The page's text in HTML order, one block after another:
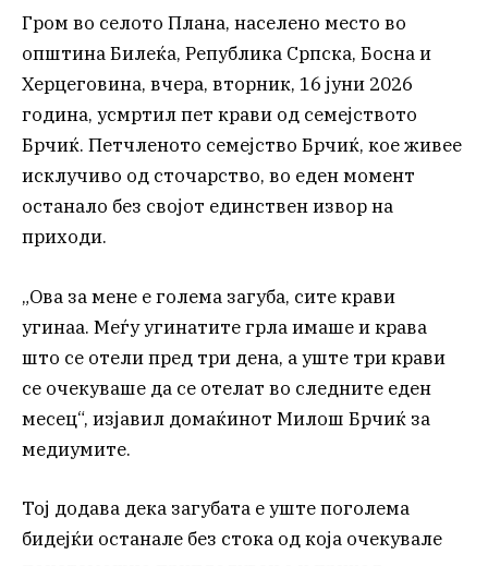
Гром во селото Плана, населено место во
општина Билеќа, Република Српска, Босна и
Херцеговина, вчера, вторник, 16 јуни 2026
година, усмртил пет крави од семејството
Брчиќ. Петчленото семејство Брчиќ, кое живее
исклучиво од сточарство, во еден момент
останало без својот единствен извор на
приходи.
„Ова за мене е голема загуба, сите крави
угинаа. Меѓу угинатите грла имаше и крава
што се отели пред три дена, а уште три крави
се очекуваше да се отелат во следните еден
месец“, изјавил домаќинот Милош Брчиќ за
медиумите.
Тој додава дека загубата е уште поголема
бидејќи останале без стока од која очекувале